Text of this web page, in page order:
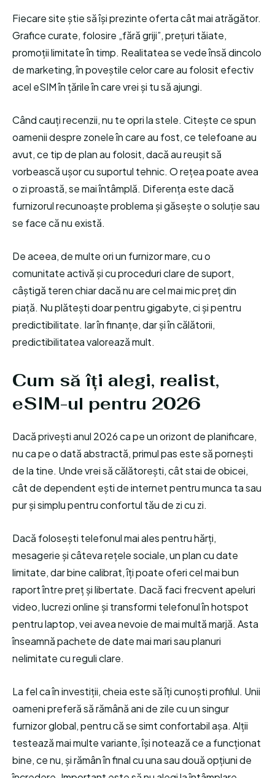
Fiecare site știe să își prezinte oferta cât mai atrăgător.
Grafice curate, folosire „fără griji”, prețuri tăiate,
promoții limitate în timp. Realitatea se vede însă dincolo
de marketing, în poveștile celor care au folosit efectiv
acel eSIM în țările în care vrei și tu să ajungi.
Când cauți recenzii, nu te opri la stele. Citește ce spun
oamenii despre zonele în care au fost, ce telefoane au
avut, ce tip de plan au folosit, dacă au reușit să
vorbească ușor cu suportul tehnic. O rețea poate avea
o zi proastă, se mai întâmplă. Diferența este dacă
furnizorul recunoaște problema și găsește o soluție sau
se face că nu există.
De aceea, de multe ori un furnizor mare, cu o
comunitate activă și cu proceduri clare de suport,
câștigă teren chiar dacă nu are cel mai mic preț din
piață. Nu plătești doar pentru gigabyte, ci și pentru
predictibilitate. Iar în finanțe, dar și în călătorii,
predictibilitatea valorează mult.
Cum să îți alegi, realist,
eSIM-ul pentru 2026
Dacă privești anul 2026 ca pe un orizont de planificare,
nu ca pe o dată abstractă, primul pas este să pornești
de la tine. Unde vrei să călătorești, cât stai de obicei,
cât de dependent ești de internet pentru munca ta sau
pur și simplu pentru confortul tău de zi cu zi.
Dacă folosești telefonul mai ales pentru hărți,
mesagerie și câteva rețele sociale, un plan cu date
limitate, dar bine calibrat, îți poate oferi cel mai bun
raport între preț și libertate. Dacă faci frecvent apeluri
video, lucrezi online și transformi telefonul în hotspot
pentru laptop, vei avea nevoie de mai multă marjă. Asta
înseamnă pachete de date mai mari sau planuri
nelimitate cu reguli clare.
La fel ca în investiții, cheia este să îți cunoști profilul. Unii
oameni preferă să rămână ani de zile cu un singur
furnizor global, pentru că se simt confortabil așa. Alții
testează mai multe variante, își notează ce a funcționat
bine, ce nu, și rămân în final cu una sau două opțiuni de